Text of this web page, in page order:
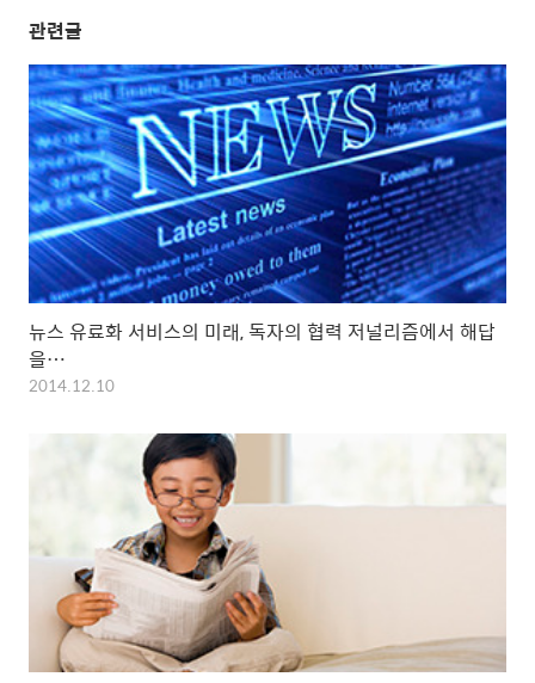
관련글
뉴스 유료화 서비스의 미래, 독자의 협력 저널리즘에서 해답
을…
2014.12.10